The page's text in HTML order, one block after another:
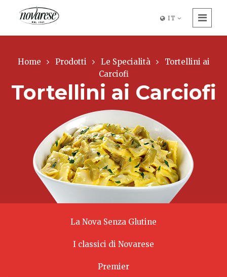
IT
Home Prodotti Le Specialità
Tortellini ai
Carciofi
Tortellini ai Carciofi
La Nova Senza Glutine
I classici di Novarese
Premier